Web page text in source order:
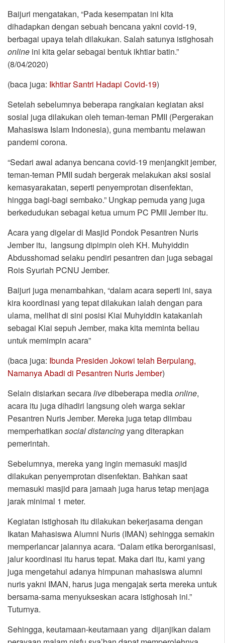
Baijuri mengatakan, “Pada kesempatan ini kita
dihadapkan dengan sebuah bencana yakni covid-19,
berbagai upaya telah dilakukan. Salah satunya istighosah
online ini kita gelar sebagai bentuk ikhtiar batin.”
(8/04/2020)
(baca juga: Ikhtiar Santri Hadapi Covid-19)
Setelah sebelumnya beberapa rangkaian kegiatan aksi
sosial juga dilakukan oleh teman-teman PMII (Pergerakan
Mahasiswa Islam Indonesia), guna membantu melawan
pandemi corona.
“Sedari awal adanya bencana covid-19 menjangkit jember,
teman-teman PMII sudah bergerak melakukan aksi sosial
kemasyarakatan, seperti penyemprotan disenfektan,
hingga bagi-bagi sembako.” Ungkap pemuda yang juga
berkedudukan sebagai ketua umum PC PMII Jember itu.
Acara yang digelar di Masjid Pondok Pesantren Nuris
Jember itu, langsung dipimpin oleh KH. Muhyiddin
Abdusshomad selaku pendiri pesantren dan juga sebagai
Rois Syuriah PCNU Jember.
Baijuri juga menambahkan, “dalam acara seperti ini, saya
kira koordinasi yang tepat dilakukan ialah dengan para
ulama, melihat di sini posisi Kiai Muhyiddin katakanlah
sebagai Kiai sepuh Jember, maka kita meminta beliau
untuk memimpin acara”
(baca juga: Ibunda Presiden Jokowi telah Berpulang,
Namanya Abadi di Pesantren Nuris Jember)
Selain disiarkan secaralivedibeberapa mediaonline,
acara itu juga dihadiri langsung oleh warga sekiar
Pesantren Nuris Jember. Mereka juga tetap diimbau
memperhatikan social distancingyang diterapkan
pemerintah.
Sebelumnya, mereka yang ingin memasuki masjid
dilakukan penyemprotan disenfektan. Bahkan saat
memasuki masjid para jamaah juga harus tetap menjaga
jarak minimal 1 meter.
Kegiatan istighosah itu dilakukan bekerjasama dengan
Ikatan Mahasiswa Alumni Nuris (IMAN) sehingga semakin
memperlancar jalannya acara. “Dalam etika berorganisasi,
jalur koordinasi itu harus tepat. Maka dari itu, kami yang
juga mengetahui adanya himpunan mahasiswa alumni
nuris yakni IMAN, harus juga mengajak serta mereka untuk
bersama-sama menyukseskan acara istighosah ini.”
Tuturnya.
Sehingga, keutamaan-keutamaan yang dijanjikan dalam